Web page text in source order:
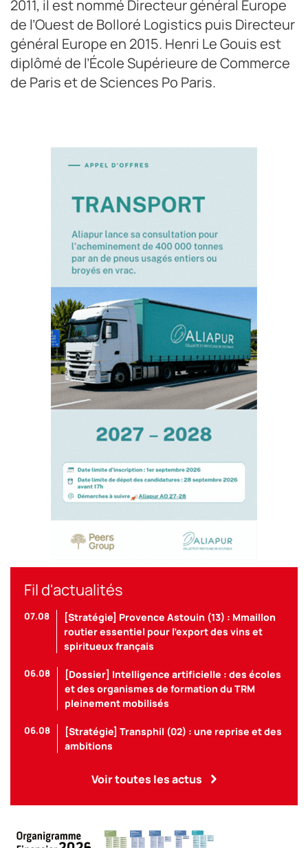
2011, il est nommé Directeur général Europe
de l’Ouest de Bolloré Logistics puis Directeur
général Europe en 2015. Henri Le Gouis est
diplômé de l’École Supérieure de Commerce
de Paris et de Sciences Po Paris.
Fil d'actualités
07.08
[Stratégie] Provence Astouin (13) : Mmaillon
routier essentiel pour l’export des vins et
spiritueux français
06.08
[Dossier] Intelligence artificielle : des écoles
et des organismes de formation du TRM
pleinement mobilisés
06.08
[Stratégie] Transphil (02) : une reprise et des
ambitions
Voir toutes les actus